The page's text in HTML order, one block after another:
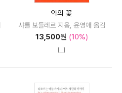
악의 꽃
샤를 보들레르 지음, 윤영애 옮김
13,500원 (10%)